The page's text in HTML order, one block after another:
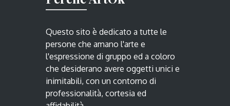
Questo sito è dedicato a tutte le
persone che amano l'arte e
l'espressione di gruppo ed a coloro
che desiderano avere oggetti unici e
inimitabili, con un contorno di
professionalità, cortesia ed